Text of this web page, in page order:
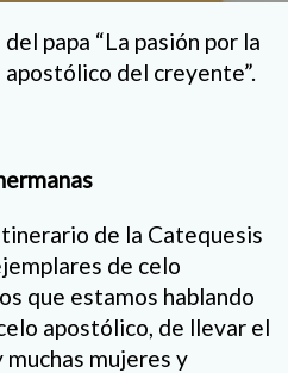
papa “La pasión por la
del creyente”.
de la Catequesis
de celo
que estamos hablando
apostólico, de llevar el
muchas mujeres y